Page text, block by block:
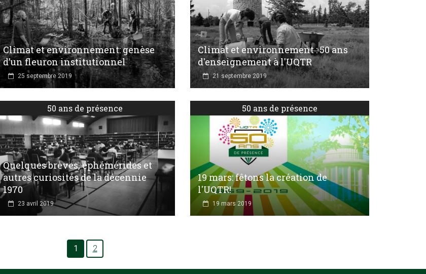
Climat et environnement: genèse
d’un fleuron institutionnel
25 septembre 2019
Climat et environnement : 50 ans
d'enseignement à l'UQTR
21 septembre 2019
50 ans de présence
Quelques brèves, éphémérides et
autres curiosités de la décennie
1970
23 avril 2019
50 ans de présence
19 mars: fêtons la création de
l'UQTR!
19 mars 2019
1 2